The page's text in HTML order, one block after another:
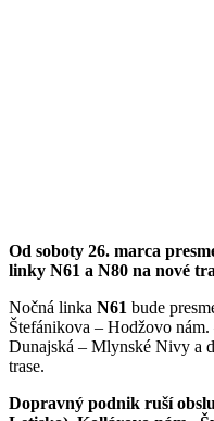
Od soboty 26. marca
linky N61 a N80 na nové
Nočná linka N61 bude
Štefánikova – Hodžovo
Dunajská – Mlynské Nivy a
trase.
Dopravný podnik ruší